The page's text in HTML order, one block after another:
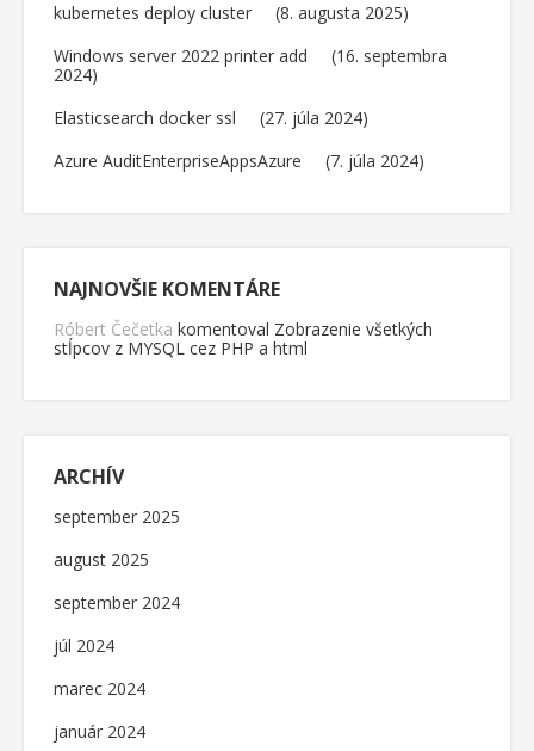
kubernetes deploy cluster
8. augusta 2025
Windows server 2022 printer add
16. septembra
2024
Elasticsearch docker ssl
27. júla 2024
Azure AuditEnterpriseAppsAzure
7. júla 2024
NAJNOVŠIE KOMENTÁRE
Róbert Čečetka komentoval Zobrazenie všetkých
stĺpcov z MYSQL cez PHP a html
ARCHÍV
september 2025
august 2025
september 2024
júl 2024
marec 2024
január 2024